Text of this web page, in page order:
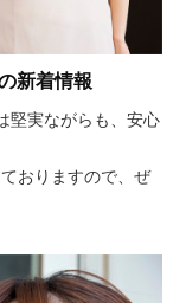
新着情報
堅実ながらも、安心
おりますので、ぜ